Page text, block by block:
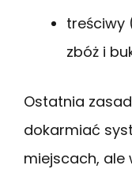
treściwy
zbóż i
Ostatnia
dokarmiać
miejscach, ale